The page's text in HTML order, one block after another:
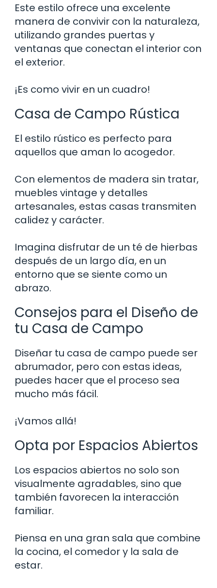
Este estilo ofrece una excelente
manera de convivir con la naturaleza,
utilizando grandes puertas y
ventanas que conectan el interior con
el exterior.
¡Es como vivir en un cuadro!
Casa de Campo Rústica
El estilo rústico es perfecto para
aquellos que aman lo acogedor.
Con elementos de madera sin tratar,
muebles vintage y detalles
artesanales, estas casas transmiten
calidez y carácter.
Imagina disfrutar de un té de hierbas
después de un largo día, en un
entorno que se siente como un
abrazo.
Consejos para el Diseño de
tu Casa de Campo
Diseñar tu casa de campo puede ser
abrumador, pero con estas ideas,
puedes hacer que el proceso sea
mucho más fácil.
¡Vamos allá!
Opta por Espacios Abiertos
Los espacios abiertos no solo son
visualmente agradables, sino que
también favorecen la interacción
familiar.
Piensa en una gran sala que combine
la cocina, el comedor y la sala de
estar.